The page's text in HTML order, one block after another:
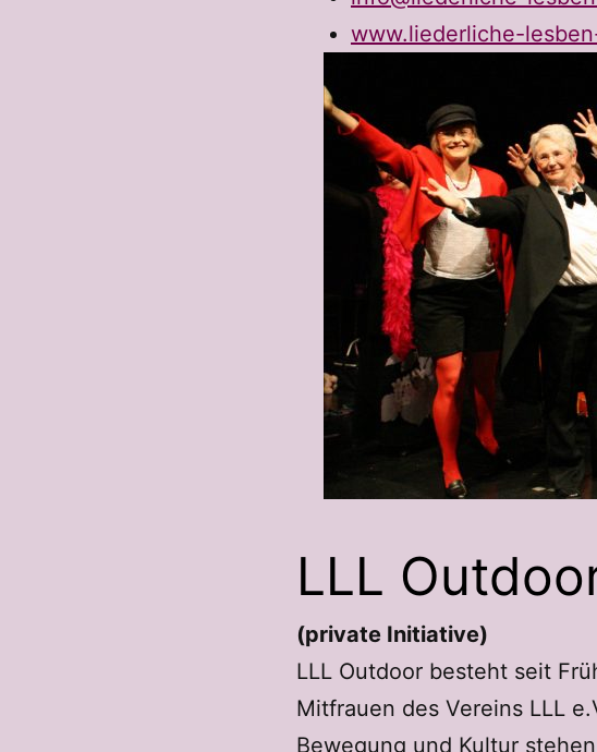
www.liederliche-
LLL
(private Initiative)
LLL Outdoor besteht seit
Mitfrauen des Vereins LLL
Bewegung und Kultur